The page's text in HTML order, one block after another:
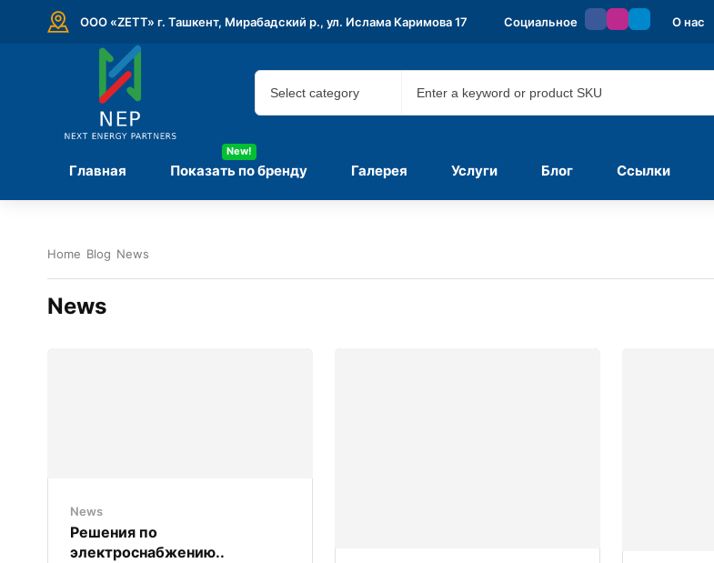
ООО «ZETT» г. Ташкент, Мирабадский р., ул. Ислама Каримова 17 Социальное О нас
Главная Показать по бренду
New!
Галерея Услуги Блог Ссылки
Home Blog News
News
News
Решения по
электроснабжению..